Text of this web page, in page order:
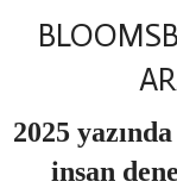
2025
insan